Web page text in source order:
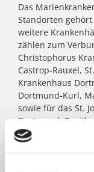
Das
Standorten
weitere
zählen zum
Christophorus
Castrop-Rauxel,
Krankenhaus
Dortmund-Kurl,
sowie für das St.
Dortmund.
Dach Altenheime
Kath. St. Paulus